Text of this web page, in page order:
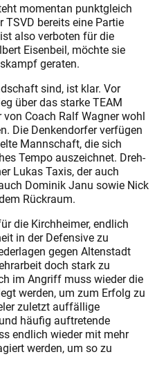
momentan punktgleich
TSVD bereits eine Partie
also verboten für die
Eisenbeil, möchte sie
geraten.
sind, ist klar. Vor
über das starke TEAM
Coach Ralf Wagner wohl
Die Denkendorfer verfügen
Mannschaft, die sich
Tempo auszeichnet. Dreh-
Lukas Taxis, der auch
Dominik Janu sowie Nick
Rückraum.
die Kirchheimer, endlich
in der Defensive zu
gegen Altenstadt
doch stark zu
im Angriff muss wieder die
werden, um zum Erfolg zu
zuletzt auffällige
häufig auftretende
endlich wieder mit mehr
werden, um so zu